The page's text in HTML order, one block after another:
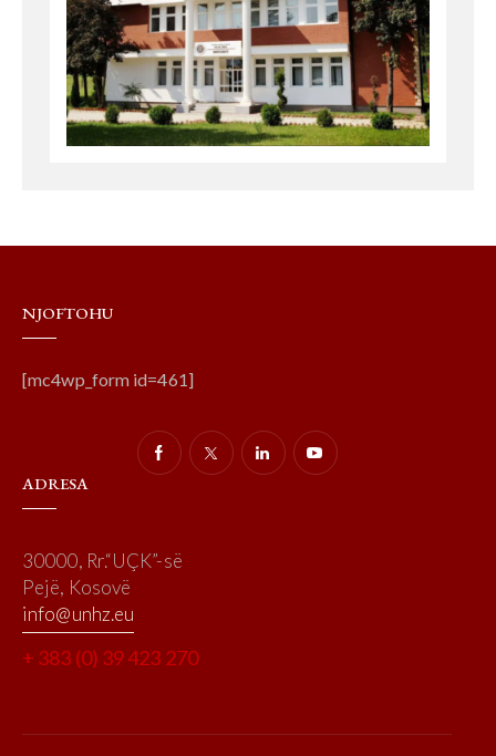
NJOFTOHU
[mc4wp_form id=461]
ADRESA
30000, Rr.“UÇK”-së
Pejë, Kosovë
info@unhz.eu
+ 383 (0) 39 423 270